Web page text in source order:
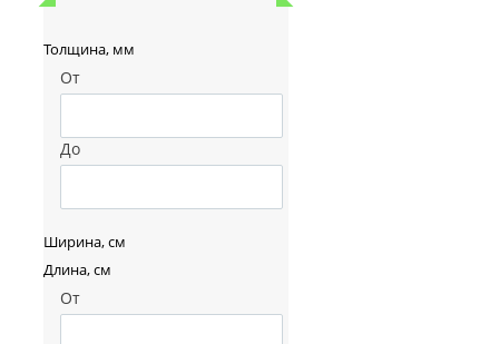
Толщина, мм
От
До
Ширина, см
Длина, см
От